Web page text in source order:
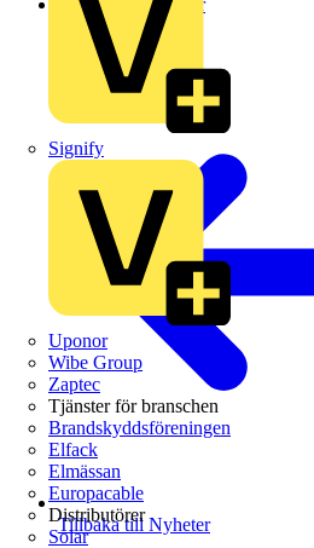
Signify
Uponor
Wibe Group
Zaptec
Tjänster för branschen
Brandskyddsföreningen
Elfack
Elmässan
Europacable
Distributörer
Solar
Tillbaka till Nyheter